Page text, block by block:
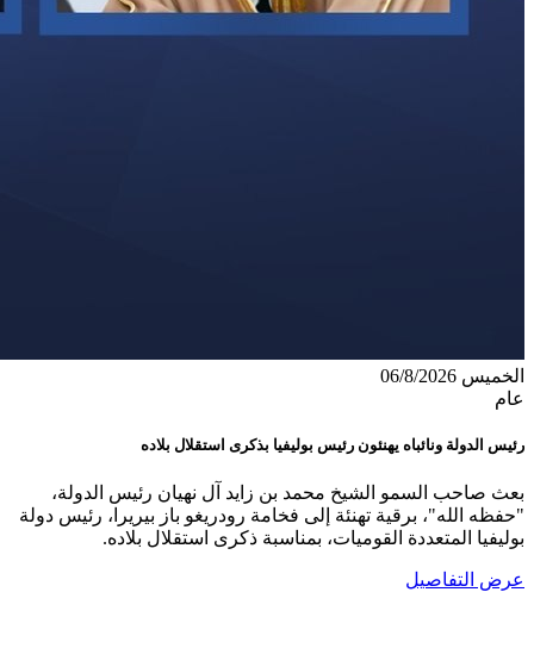
الخميس 06/8/2026
عام
رئيس الدولة ونائباه يهنئون رئيس بوليفيا بذكرى استقلال بلاده
بعث صاحب السمو الشيخ محمد بن زايد آل نهيان رئيس الدولة،
"حفظه الله"، برقية تهنئة إلى فخامة رودريغو باز بيريرا، رئيس دولة
بوليفيا المتعددة القوميات، بمناسبة ذكرى استقلال بلاده.
عرض التفاصيل